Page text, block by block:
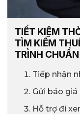
TIẾT KIỆM
TÌM KIẾM
TRÌNH
Tiếp nhận
Gửi báo
Hỗ trợ đi